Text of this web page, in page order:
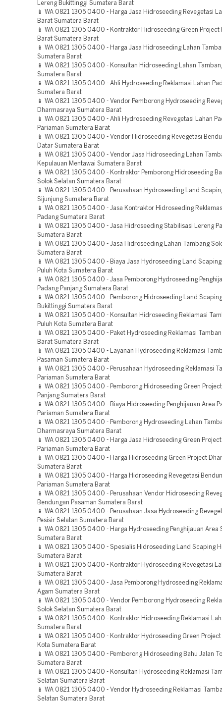
Lereng Bukittinggi Sumatera Barat
📱 WA 0821 1305 0400 - Harga Jasa Hidroseeding Revegetasi
Barat Sumatera Barat
📱 WA 0821 1305 0400 - Kontraktor Hidroseeding Green Project
Barat Sumatera Barat
📱 WA 0821 1305 0400 - Harga Jasa Hidroseeding Lahan
Sumatera Barat
📱 WA 0821 1305 0400 - Konsultan Hidroseeding Lahan
Sumatera Barat
📱 WA 0821 1305 0400 - Ahli Hydroseeding Reklamasi Lahan
Sumatera Barat
📱 WA 0821 1305 0400 - Vendor Pemborong Hydroseeding
Dharmasraya Sumatera Barat
📱 WA 0821 1305 0400 - Ahli Hydroseeding Revegetasi Lahan
Pariaman Sumatera Barat
📱 WA 0821 1305 0400 - Vendor Hidroseeding Revegetasi
Datar Sumatera Barat
📱 WA 0821 1305 0400 - Vendor Jasa Hidroseeding Lahan
Kepulauan Mentawai Sumatera Barat
📱 WA 0821 1305 0400 - Kontraktor Pemborong Hidroseeding
Solok Selatan Sumatera Barat
📱 WA 0821 1305 0400 - Perusahaan Hydroseeding Land
Sijunjung Sumatera Barat
📱 WA 0821 1305 0400 - Jasa Kontraktor Hidroseeding
Padang Sumatera Barat
📱 WA 0821 1305 0400 - Jasa Hidroseeding Stabilisasi Lereng
Sumatera Barat
📱 WA 0821 1305 0400 - Jasa Hidroseeding Lahan Tambang
Sumatera Barat
📱 WA 0821 1305 0400 - Biaya Jasa Hydroseeding Land
Puluh Kota Sumatera Barat
📱 WA 0821 1305 0400 - Jasa Pemborong Hydroseeding
Padang Panjang Sumatera Barat
📱 WA 0821 1305 0400 - Pemborong Hidroseeding Land
Bukittinggi Sumatera Barat
📱 WA 0821 1305 0400 - Konsultan Hidroseeding Reklamasi
Puluh Kota Sumatera Barat
📱 WA 0821 1305 0400 - Paket Hydroseeding Reklamasi
Barat Sumatera Barat
📱 WA 0821 1305 0400 - Layanan Hydroseeding Reklamasi
Pasaman Sumatera Barat
📱 WA 0821 1305 0400 - Perusahaan Hydroseeding Reklamasi
Pariaman Sumatera Barat
📱 WA 0821 1305 0400 - Pemborong Hidroseeding Green
Panjang Sumatera Barat
📱 WA 0821 1305 0400 - Biaya Hidroseeding Penghijauan Area
Pariaman Sumatera Barat
📱 WA 0821 1305 0400 - Pemborong Hydroseeding Lahan
Dharmasraya Sumatera Barat
📱 WA 0821 1305 0400 - Harga Jasa Hidroseeding Green
Pariaman Sumatera Barat
📱 WA 0821 1305 0400 - Harga Hidroseeding Green Project
Sumatera Barat
📱 WA 0821 1305 0400 - Harga Hidroseeding Revegetasi
Pariaman Sumatera Barat
📱 WA 0821 1305 0400 - Perusahaan Vendor Hidroseeding
Bendungan Pasaman Sumatera Barat
📱 WA 0821 1305 0400 - Perusahaan Jasa Hydroseeding
Pesisir Selatan Sumatera Barat
📱 WA 0821 1305 0400 - Harga Hydroseeding Penghijauan Area
Sumatera Barat
📱 WA 0821 1305 0400 - Spesialis Hidroseeding Land Scaping
Sumatera Barat
📱 WA 0821 1305 0400 - Kontraktor Hydroseeding Revegetasi
Sumatera Barat
📱 WA 0821 1305 0400 - Jasa Pemborong Hydroseeding
Agam Sumatera Barat
📱 WA 0821 1305 0400 - Vendor Pemborong Hydroseeding
Solok Selatan Sumatera Barat
📱 WA 0821 1305 0400 - Kontraktor Hidroseeding Reklamasi
Sumatera Barat
📱 WA 0821 1305 0400 - Kontraktor Hydroseeding Green Project
Kota Sumatera Barat
📱 WA 0821 1305 0400 - Pemborong Hidroseeding Bahu Jalan
Sumatera Barat
📱 WA 0821 1305 0400 - Konsultan Hydroseeding Reklamasi
Selatan Sumatera Barat
📱 WA 0821 1305 0400 - Vendor Hydroseeding Reklamasi
Selatan Sumatera Barat